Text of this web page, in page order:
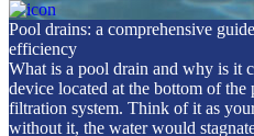
Pool drains: a comprehensive
efficiency
What is a pool drain and why is it
device located at the bottom of
filtration system. Think of it as
without it, the water would